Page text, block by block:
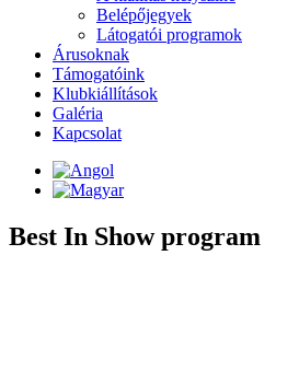
Belépőjegyek
Látogatói programok
Árusoknak
Támogatóink
Klubkiállítások
Galéria
Kapcsolat
Best In Show program